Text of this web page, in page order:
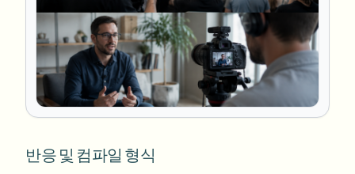
반응 및 컴파일 형식